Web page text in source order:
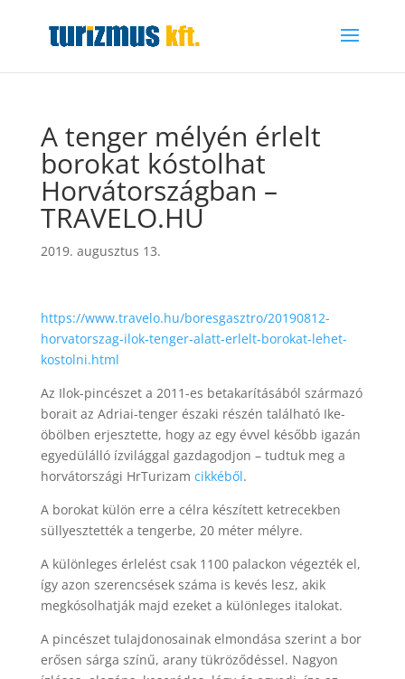
A tenger mélyén érlelt
borokat kóstolhat
Horvátországban –
TRAVELO.HU
2019. augusztus 13.
https://www.travelo.hu/boresgasztro/20190812-
horvatorszag-ilok-tenger-alatt-erlelt-borokat-lehet-
kostolni.html
Az Ilok-pincészet a 2011-es betakarításából származó
borait az Adriai-tenger északi részén található Ike-
öbölben erjesztette, hogy az egy évvel később igazán
egyedülálló ízvilággal gazdagodjon – tudtuk meg a
horvátországi HrTurizam cikkéből.
A borokat külön erre a célra készített ketrecekben
süllyesztették a tengerbe, 20 méter mélyre.
A különleges érlelést csak 1100 palackon végezték el,
így azon szerencsések száma is kevés lesz, akik
megkósolhatják majd ezeket a különleges italokat.
A pincészet tulajdonosainak elmondása szerint a bor
erősen sárga színű, arany tükröződéssel. Nagyon